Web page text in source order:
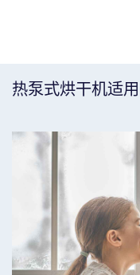
热泵式烘干机适